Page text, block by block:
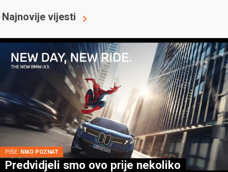
Najnovije vijesti
PIŠE: NIKO POZNAT
Predvidjeli smo ovo prije nekoliko